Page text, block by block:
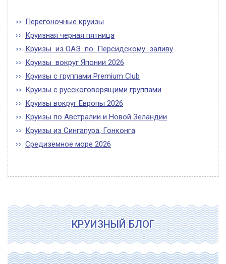
Перегоночные круизы
Круизная черная пятница
Круизы из ОАЭ по Персидскому заливу
Круизы вокруг Японии 2026
Круизы с группами Premium Club
Круизы с русскоговорящими группами
Круизы вокруг Европы 2026
Круизы по Австралии и Новой Зеландии
Круизы из Сингапура, Гонконга
Средиземное море 2026
КРУИЗНЫЙ БЛОГ